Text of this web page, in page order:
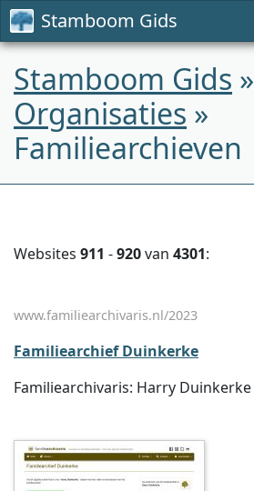
Stamboom Gids
Stamboom Gids »
Organisaties »
Familiearchieven
Websites 911 -920van 4301:
www.familiearchivaris.nl/2023
Familiearchief Duinkerke
Familiearchivaris: Harry Duinkerke